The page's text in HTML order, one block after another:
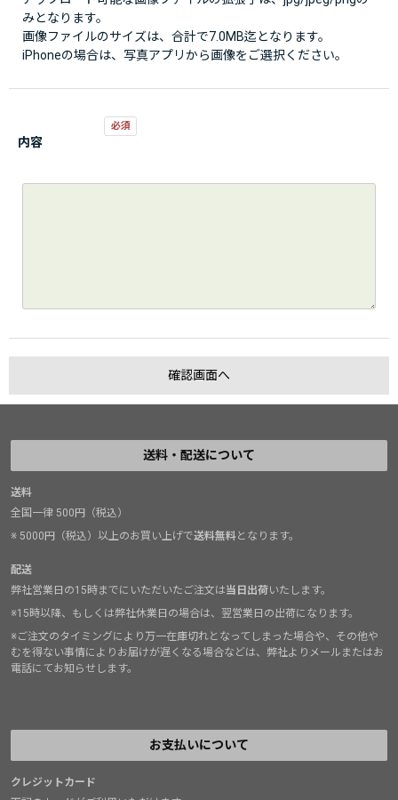
みとなります。
画像ファイルのサイズは、合計で7.0MB迄となります。
iPhoneの場合は、写真アプリから画像をご選択ください。
内容
送料・配送について
送料
全国一律 500円（税込）
※ 5000円（税込）以上のお買い上げで送料無料となります。
配送
弊社営業日の15時までにいただいたご注文は当日出荷いたします。
※15時以降、もしくは弊社休業日の場合は、翌営業日の出荷になります。
※ご注文のタイミングにより万一在庫切れとなってしまった場合や、その他や
むを得ない事情によりお届けが遅くなる場合などは、弊社よりメールまたはお
電話にてお知らせします。
お支払いについて
クレジットカード